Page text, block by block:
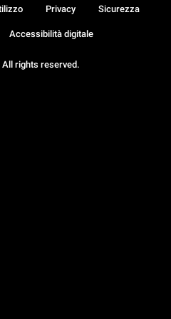
rights reserved.
Privacy Sicurezza
Accessibilità digitale